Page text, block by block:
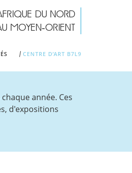
DU NORD
MOYEN-ORIENT
CENTRE D’ART B7L9
année. Ces
d'expositions